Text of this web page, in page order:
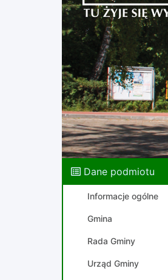
Dane podmiotu
Informacje ogólne
Gmina
Rada Gminy
Urząd Gminy